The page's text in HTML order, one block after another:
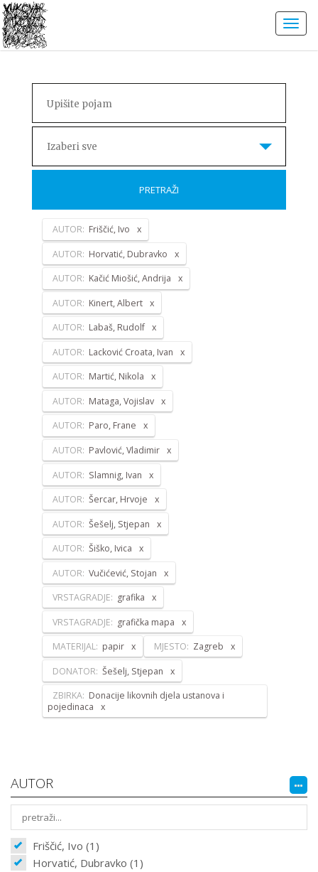
Izaberi sve
PRETRAŽI
AUTOR: Friščić, Ivo
AUTOR: Horvatić, Dubravko
AUTOR: Kačić Miošić, Andrija
AUTOR: Kinert, Albert
AUTOR: Labaš, Rudolf
AUTOR: Lacković Croata, Ivan
AUTOR: Martić, Nikola
AUTOR: Mataga, Vojislav
AUTOR: Paro, Frane
AUTOR: Pavlović, Vladimir
AUTOR: Slamnig, Ivan
AUTOR: Šercar, Hrvoje
AUTOR: Šešelj, Stjepan
AUTOR: Šiško, Ivica
AUTOR: Vučićević, Stojan
VRSTAGRADJE: grafika
VRSTAGRADJE: grafička mapa
MATERIJAL: papir MJESTO: Zagreb
DONATOR: Šešelj, Stjepan
ZBIRKA: Donacije likovnih djela ustanova i
pojedinaca
AUTOR
Friščić, Ivo (1)
Horvatić, Dubravko (1)